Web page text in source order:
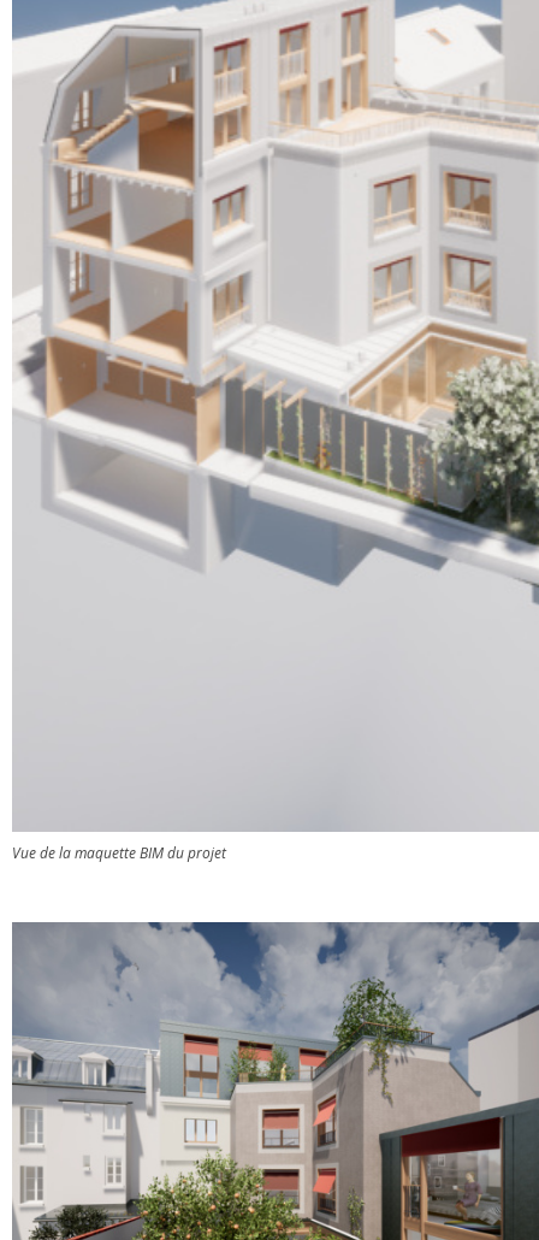
Vue de la maquette BIM du projet